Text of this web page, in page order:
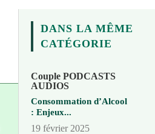
DANS LA MÊME
CATÉGORIE
Couple PODCASTS
AUDIOS
Consommation d’Alcool
: Enjeux...
19 février 2025